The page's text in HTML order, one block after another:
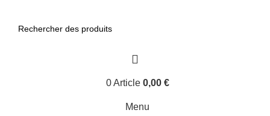
0Article 0,00 €
Menu